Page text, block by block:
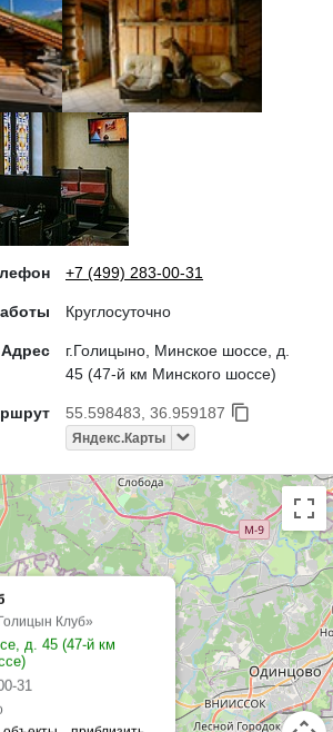
+7 (499) 283-00-31
Круглосуточно
Адрес
г.Голицыно, Минское шоссе, д.
45 (47-й км Минского шоссе)
55.598483, 36.959187
Яндекс.Карты
Клуб»
д. 45 (47-й км
31